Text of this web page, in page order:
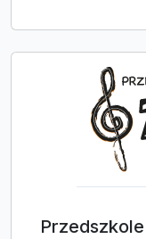
Przedszkole